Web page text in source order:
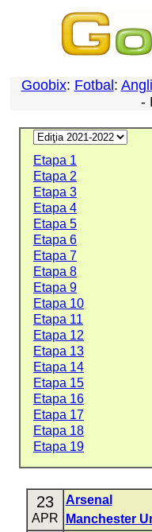
Goobix: Fotbal :
-
Etapa 1
Etapa 2
Etapa 3
Etapa 4
Etapa 5
Etapa 6
Etapa 7
Etapa 8
Etapa 9
Etapa 10
Etapa 11
Etapa 12
Etapa 13
Etapa 14
Etapa 15
Etapa 16
Etapa 17
Etapa 18
Etapa 19
23
APR
Arsenal
Manchester